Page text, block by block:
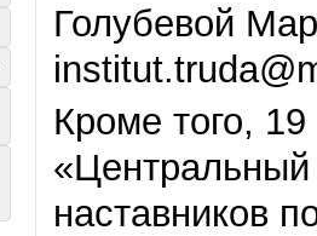
Голубевой
Кроме того,
«Центральный
наставников